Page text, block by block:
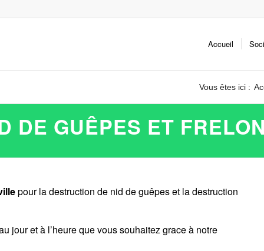
Accueil
Vous êtes ici :
DE GUÊPES ET
pour la destruction de nid de guêpes et la destruction
jour et à l’heure que vous souhaitez grace à notre